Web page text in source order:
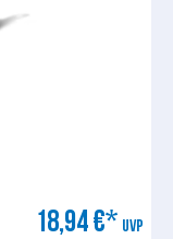
18,94 €* UVP